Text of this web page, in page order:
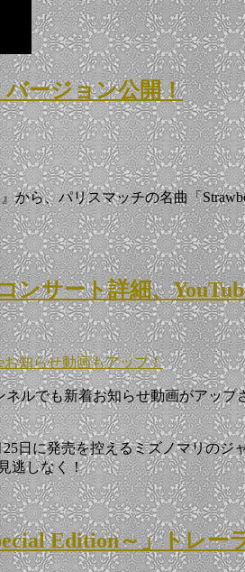
ージョン公開！
』から、パリスマッチの名曲「
ンサート詳細、
お知らせ動画もアップ！
ルでも新着お知らせ動画がアッ
に発売を控えるミズノマリのジ
逃しなく！
Edition～」トレー